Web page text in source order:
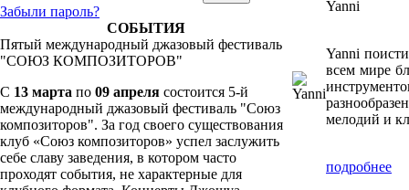
Забыли пароль?
СОБЫТИЯ
Пятый международный джазовый фестиваль
"СОЮЗ КОМПОЗИТОРОВ"
C 13 марта по 09 апреля состоится 5-й
международный джазовый фестиваль "Союз
композиторов". За год своего существования
клуб «Союз композиторов» успел заслужить
себе славу заведения, в котором часто
проходят события, не характерные для
Yanni
Yanni
всем мире
мелодий и
подробнее